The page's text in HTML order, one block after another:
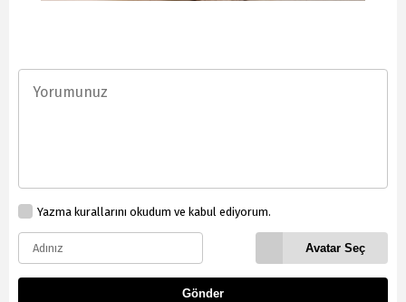
Yazma kurallarını okudum ve kabul ediyorum.
Avatar Seç
Gönder